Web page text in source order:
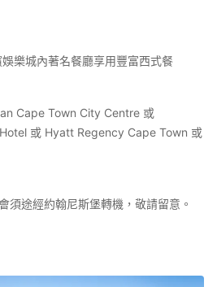
樂城內著名餐廳享用豐富西式餐
Cape Town City Centre 或
或 Hyatt Regency Cape Town 或
須途經約翰尼斯堡轉機，敬請留意。